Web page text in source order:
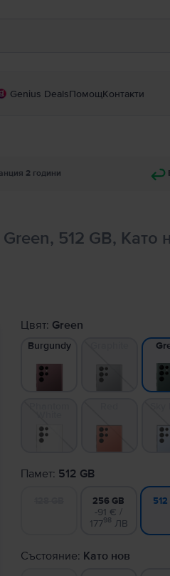
Genius DealsПомощКонтакти
2 години
Green, 512 GB, Като
Цвят: Green
Burgundy
Памет: 512 GB
256 GB
-91 € /
17798 ЛВ
512
Състояние: Като нов